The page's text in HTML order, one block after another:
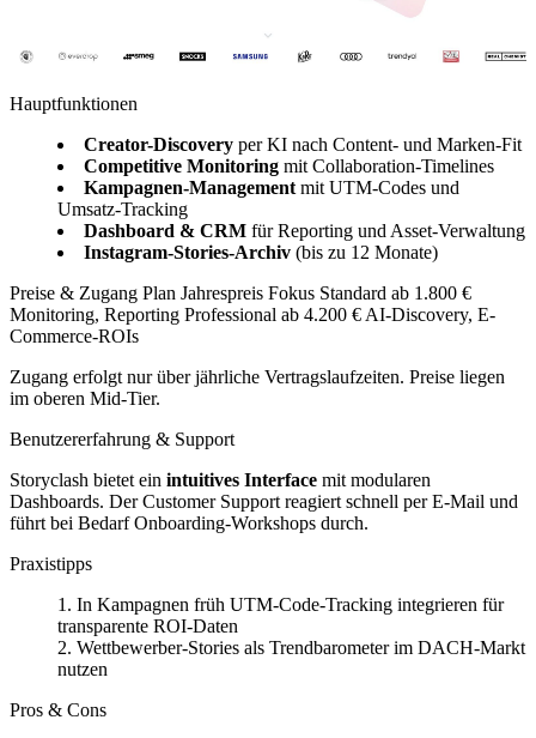
Hauptfunktionen
Creator-Discovery per KI nach Content- und Marken-Fit
Competitive Monitoring mit Collaboration-Timelines
Kampagnen-Management mit UTM-Codes und
Umsatz-Tracking
Dashboard & CRM für Reporting und Asset-Verwaltung
Instagram-Stories-Archiv (bis zu 12 Monate)
Preise & Zugang Plan Jahrespreis Fokus Standard ab 1.800 €
Monitoring, Reporting Professional ab 4.200 € AI-Discovery, E-
Commerce-ROIs
Zugang erfolgt nur über jährliche Vertragslaufzeiten. Preise liegen
im oberen Mid-Tier.
Benutzererfahrung & Support
Storyclash bietet ein intuitives Interface mit modularen
Dashboards. Der Customer Support reagiert schnell per E-Mail und
führt bei Bedarf Onboarding-Workshops durch.
Praxistipps
In Kampagnen früh UTM-Code-Tracking integrieren für
transparente ROI-Daten
Wettbewerber-Stories als Trendbarometer im DACH-Markt
nutzen
Pros & Cons